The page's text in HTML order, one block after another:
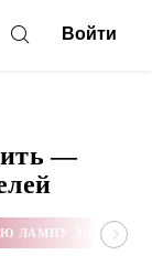
Войти
—